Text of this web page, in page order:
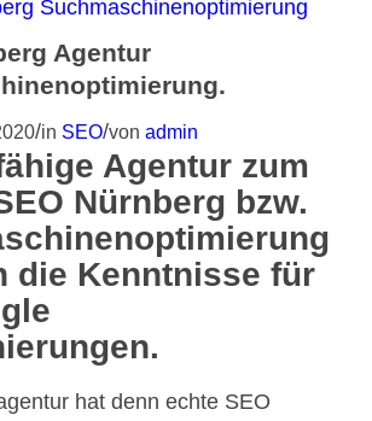
Agentur
/in SEO/von admin
Agentur zum
Nürnberg bzw.
die Kenntnisse für
hat denn echte SEO